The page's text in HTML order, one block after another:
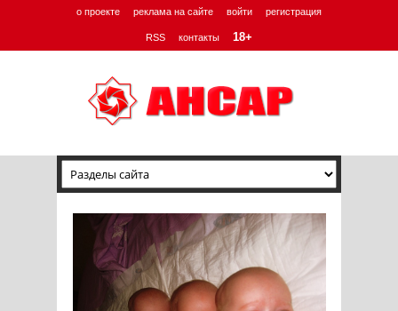
о проекте реклама на сайте войти регистрация
RSS контакты 18+